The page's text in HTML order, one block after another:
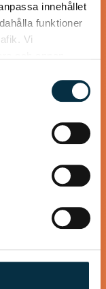
innehållet
funktioner
Vi
med.
med annan
som de har
jäst
köpa, på detta